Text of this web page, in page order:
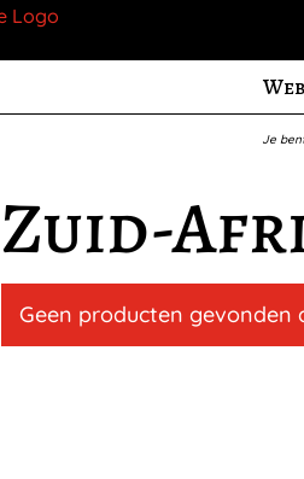
Je
Zuid-
Geen producten gevonden